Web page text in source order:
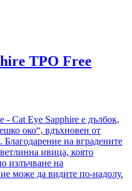
TPO Free
- Cat Eye Sapphire е дълбок,
око“, вдъхновен от
на вградените
ивица, която
излъчване на
може да видите по-надолу.